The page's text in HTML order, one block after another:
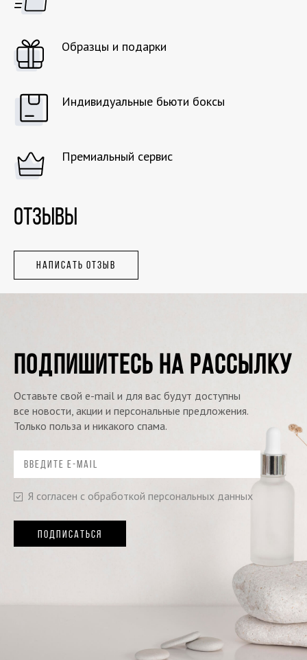
Образцы и подарки
Индивидуальные бьюти боксы
Премиальный сервис
ОТЗЫВЫ
НАПИСАТЬ ОТЗЫВ
ПОДПИШИТЕСЬ НА РАССЫЛКУ
Оставьте свой e-mail и для вас будут доступны
все новости, акции и персональные предложения.
Только польза и никакого спама.
Я согласен с обработкой персональных данных
ПОДПИСАТЬСЯ